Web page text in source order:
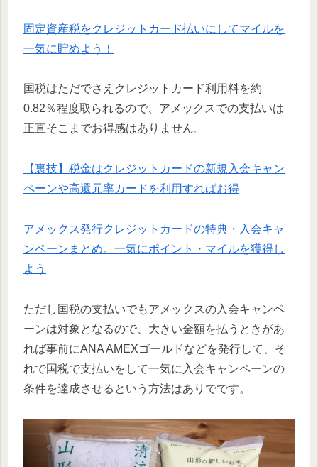
固定資産税をクレジットカード払いにしてマイルを
一気に貯めよう！
国税はただでさえクレジットカード利用料を約
0.82％程度取られるので、アメックスでの支払いは
正直そこまでお得感はありません。
【裏技】税金はクレジットカードの新規入会キャン
ペーンや高還元率カードを利用すればお得
アメックス発行クレジットカードの特典・入会キャ
ンペーンまとめ。一気にポイント・マイルを獲得し
よう
ただし国税の支払いでもアメックスの入会キャンペ
ーンは対象となるので、大きい金額を払うときがあ
れば事前にANA AMEXゴールドなどを発行して、そ
れで国税で支払いをして一気に入会キャンペーンの
条件を達成させるという方法はありでです。